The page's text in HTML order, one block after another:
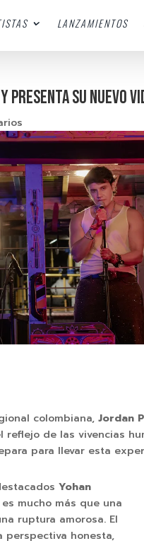
LANZAMIENTOS
su nuevo
colombiana,Jordan
reflejo de las vivencias
para llevar esta
Yohan
es mucho más que una
ruptura amorosa. El
perspectiva honesta,